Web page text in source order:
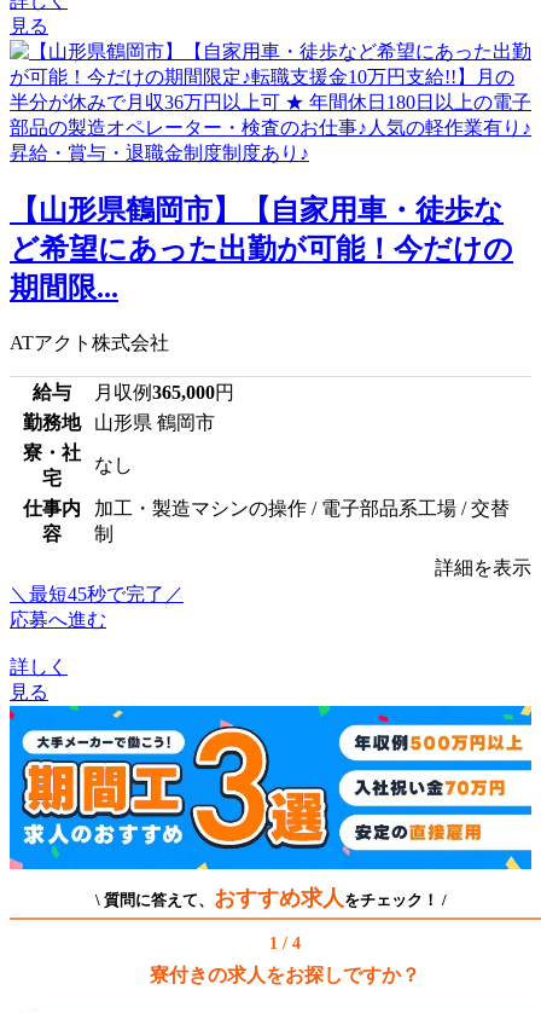
見る
【山形県鶴岡市】【自家用車・徒歩な
ど希望にあった出勤が可能！今だけの
期間限...
ATアクト株式会社
給与 月収例365,000円
勤務地
山形県 鶴岡市
寮・社
宅
なし
仕事内
容
加工・製造マシンの操作 / 電子部品系工場 / 交替
制
詳細を表示
＼最短45秒で完了／
応募へ進む
詳しく
見る
\ 質問に答えて、 おすすめ求人 をチェック！ /
1 / 4
寮付きの求人をお探しですか？